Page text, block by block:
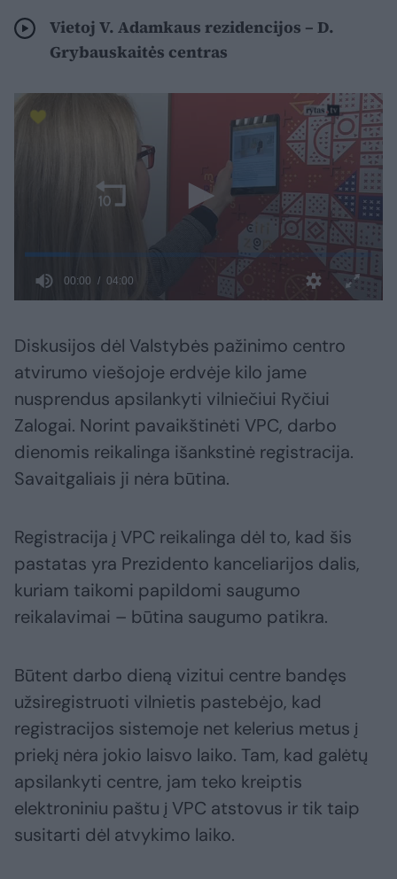
Vietoj V. Adamkaus rezidencijos – D.
Grybauskaitės centras
Diskusijos dėl Valstybės pažinimo centro
atvirumo viešojoje erdvėje kilo jame
nusprendus apsilankyti vilniečiui Ryčiui
Zalogai. Norint pavaikštinėti VPC, darbo
dienomis reikalinga išankstinė registracija.
Savaitgaliais ji nėra būtina.
Registracija į VPC reikalinga dėl to, kad šis
pastatas yra Prezidento kanceliarijos dalis,
kuriam taikomi papildomi saugumo
reikalavimai – būtina saugumo patikra.
Būtent darbo dieną vizitui centre bandęs
užsiregistruoti vilnietis pastebėjo, kad
registracijos sistemoje net kelerius metus į
priekį nėra jokio laisvo laiko. Tam, kad galėtų
apsilankyti centre, jam teko kreiptis
elektroniniu paštu į VPC atstovus ir tik taip
susitarti dėl atvykimo laiko.